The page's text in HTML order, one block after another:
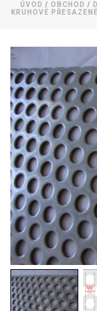
ÚVOD / OBCHOD /
KRUHOVÉ PŘESAZENÉ